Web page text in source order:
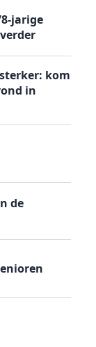
jarige
kom
in
de